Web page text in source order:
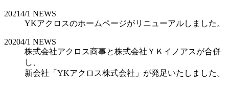
20214/1 NEWS
YKアクロスのホームページがリニューアルしました。
20204/1 NEWS
株式会社アクロス商事と株式会社ＹＫイノアスが合併
し、
新会社「YKアクロス株式会社」が発足いたしました。